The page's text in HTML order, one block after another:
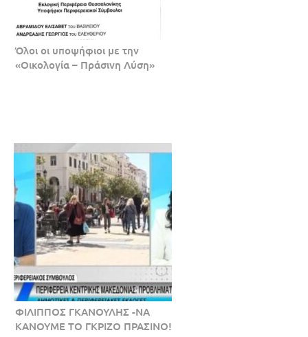
Όλοι οι υποψήφιοι με την
«Οικολογία – Πράσινη Λύση»
ΦΙΛΙΠΠΟΣ ΓΚΑΝΟΥΛΗΣ -ΝΑ
ΚΑΝΟΥΜΕ ΤΟ ΓΚΡΙΖΟ ΠΡΑΣΙΝΟ!